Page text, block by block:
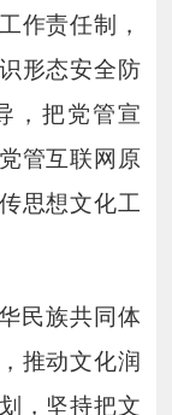
作责任制，
形态安全防
，把党管宣
管互联网原
思想文化工
民族共同体
推动文化润
，坚持把文